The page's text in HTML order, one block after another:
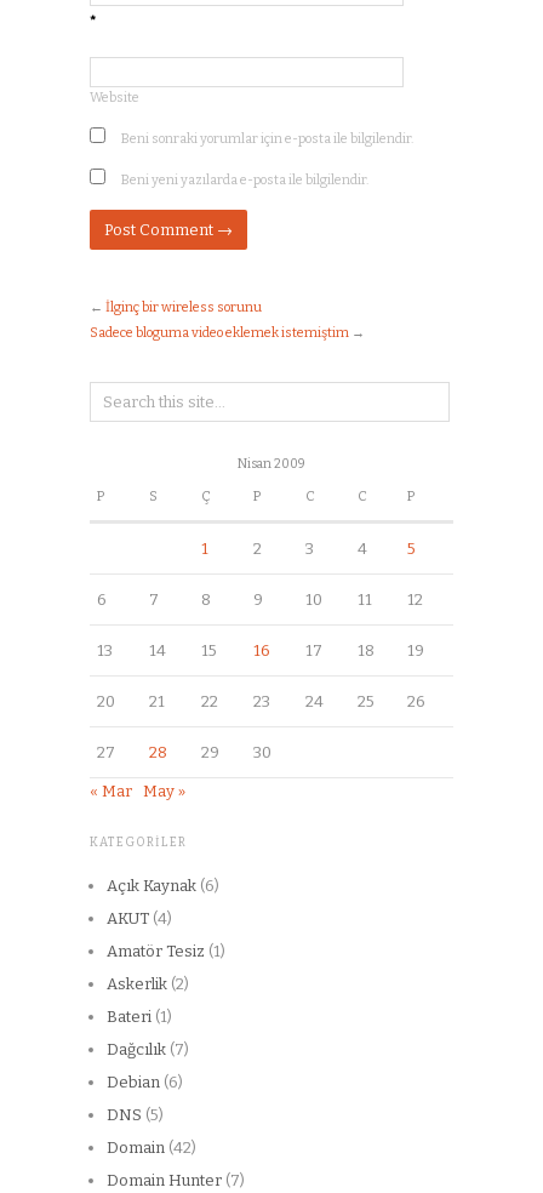
*
Website
Beni sonraki yorumlar için e-posta ile bilgilendir.
Beni yeni yazılarda e-posta ile bilgilendir.
← İlginç bir wireless sorunu
Sadece bloguma video eklemek istemiştim →
Nisan 2009
P S Ç P C C P
1 2 3 4 5
6 7 8 9 10 11 12
13 14 15 16 17 18 19
20 21 22 23 24 25 26
27 28 29 30
« Mar May »
KATEGORILER
Açık Kaynak (6)
AKUT (4)
Amatör Tesiz (1)
Askerlik (2)
Bateri (1)
Dağcılık (7)
Debian (6)
DNS (5)
Domain (42)
Domain Hunter (7)